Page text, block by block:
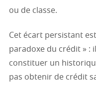
ou de classe.
Cet écart persistant
paradoxe du crédit » :
constituer un
pas obtenir de crédit